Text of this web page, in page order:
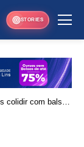
STORIES
colidir com balsa